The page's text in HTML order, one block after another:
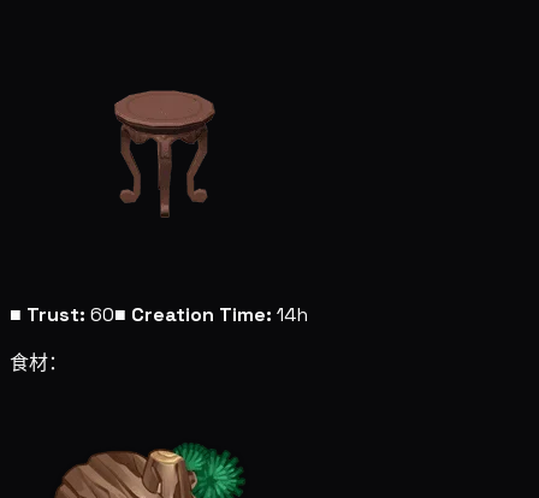
■ Trust: 60■ Creation Time: 14h
食材：